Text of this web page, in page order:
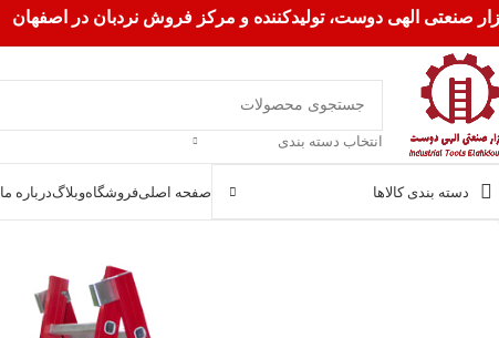
صنعتی الهی دوست، تولیدکننده و مرکز فروش نردبان در اصفهان
انتخاب دسته بندی
دسته بندی کالاها صفحه اصلیفروشگاهوبلاگدرباره ما